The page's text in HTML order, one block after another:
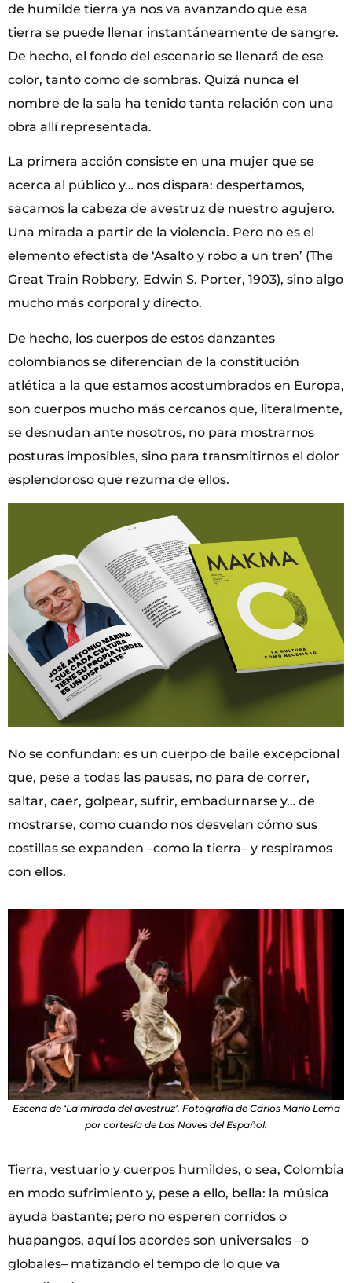
de humilde tierra ya nos va avanzando que esa
tierra se puede llenar instantáneamente de sangre.
De hecho, el fondo del escenario se llenará de ese
color, tanto como de sombras. Quizá nunca el
nombre de la sala ha tenido tanta relación con una
obra allí representada.
La primera acción consiste en una mujer que se
acerca al público y… nos dispara: despertamos,
sacamos la cabeza de avestruz de nuestro agujero.
Una mirada a partir de la violencia. Pero no es el
elemento efectista de ‘Asalto y robo a un tren’ (The
Great Train Robbery, Edwin S. Porter, 1903), sino algo
mucho más corporal y directo.
De hecho, los cuerpos de estos danzantes
colombianos se diferencian de la constitución
atlética a la que estamos acostumbrados en Europa,
son cuerpos mucho más cercanos que, literalmente,
se desnudan ante nosotros, no para mostrarnos
posturas imposibles, sino para transmitirnos el dolor
esplendoroso que rezuma de ellos.
No se confundan: es un cuerpo de baile excepcional
que, pese a todas las pausas, no para de correr,
saltar, caer, golpear, sufrir, embadurnarse y… de
mostrarse, como cuando nos desvelan cómo sus
costillas se expanden –como la tierra– y respiramos
con ellos.
Escena de ‘La mirada del avestruz’. Fotografía de Carlos Mario Lema
por cortesía de Las Naves del Español.
Tierra, vestuario y cuerpos humildes, o sea, Colombia
en modo sufrimiento y, pese a ello, bella: la música
ayuda bastante; pero no esperen corridos o
huapangos, aquí los acordes son universales –o
globales– matizando el tempo de lo que va